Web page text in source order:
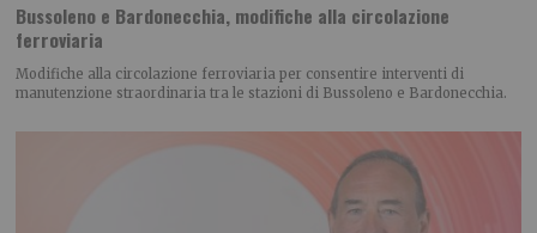
Bussoleno e Bardonecchia, modifiche alla circolazione
ferroviaria
Modifiche alla circolazione ferroviaria per consentire interventi di
manutenzione straordinaria tra le stazioni di Bussoleno e Bardonecchia.